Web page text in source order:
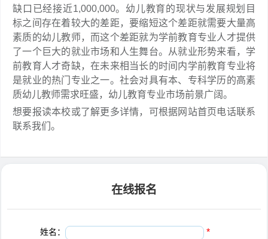
缺口已经接近1,000,000。幼儿教育的现状与发展规划目
标之间存在着较大的差距，要缩短这个差距就需要大量高
素质的幼儿教师，而这个差距就为学前教育专业人才提供
了一个巨大的就业市场和人生舞台。从就业形势来看，学
前教育人才奇缺，在未来相当长的时间内学前教育专业将
是就业的热门专业之一。社会对具有本、专科学历的高素
质幼儿教师需求旺盛，幼儿教育专业市场前景广阔。
想要报读本校或了解更多详情，可根据网站首页电话联系
联系我们。
在线报名
姓名： *